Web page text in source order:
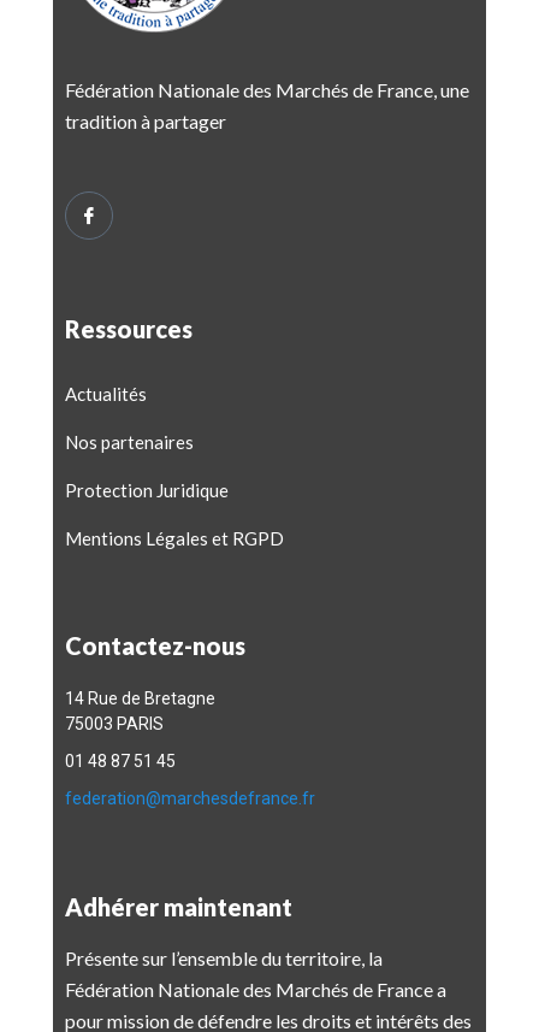
Fédération Nationale des Marchés de France, une
tradition à partager
Ressources
Actualités
Nos partenaires
Protection Juridique
Mentions Légales et RGPD
Contactez-nous
14 Rue de Bretagne
75003 PARIS
01 48 87 51 45
federation@marchesdefrance.fr
Adhérer maintenant
Présente sur l’ensemble du territoire, la
Fédération Nationale des Marchés de France a
pour mission de défendre les droits et intérêts des